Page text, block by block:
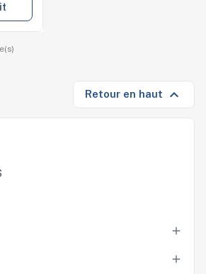


Retour en haut 